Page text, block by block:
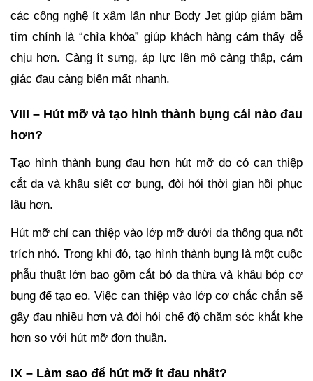
các công nghệ ít xâm lấn như Body Jet giúp giảm bầm
tím chính là “chìa khóa” giúp khách hàng cảm thấy dễ
chịu hơn. Càng ít sưng, áp lực lên mô càng thấp, cảm
giác đau càng biến mất nhanh.
VIII – Hút mỡ và tạo hình thành bụng cái nào đau
hơn?
Tạo hình thành bụng đau hơn hút mỡ do có can thiệp
cắt da và khâu siết cơ bụng, đòi hỏi thời gian hồi phục
lâu hơn.
Hút mỡ chỉ can thiệp vào lớp mỡ dưới da thông qua nốt
trích nhỏ. Trong khi đó, tạo hình thành bụng là một cuộc
phẫu thuật lớn bao gồm cắt bỏ da thừa và khâu bóp cơ
bụng để tạo eo. Việc can thiệp vào lớp cơ chắc chắn sẽ
gây đau nhiều hơn và đòi hỏi chế độ chăm sóc khắt khe
hơn so với hút mỡ đơn thuần.
IX – Làm sao để hút mỡ ít đau nhất?